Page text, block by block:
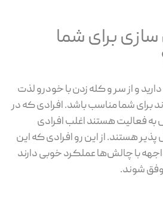
برای شما
و از سر و کله زدن با خودرو لذت
برای شما مناسب باشد. افرادی که در
به فعالیت هستند اغلب افرادی
هستند. از این رو افرادی که این
با چالش‌ها عملکرد خوبی دارند
شوند.